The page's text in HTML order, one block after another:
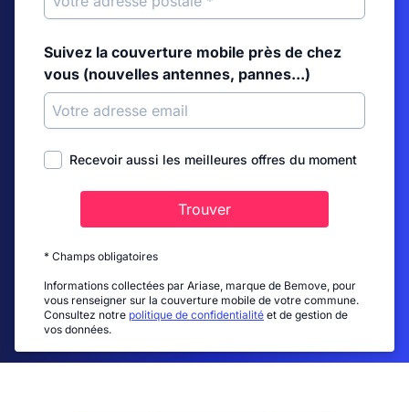
Suivez la couverture mobile près de chez
vous (nouvelles antennes, pannes...)
Recevoir aussi les meilleures offres du moment
Trouver
* Champs obligatoires
Informations collectées par Ariase, marque de Bemove, pour
vous renseigner sur la couverture mobile de votre commune.
Consultez notre politique de confidentialité et de gestion de
vos données.